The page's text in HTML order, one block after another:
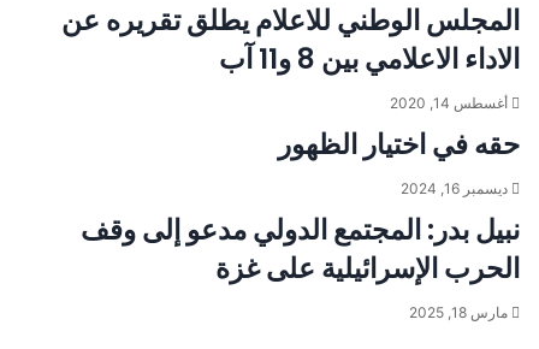
المجلس الوطني للاعلام يطلق تقريره عن
الاداء الاعلامي بين 8 و11 آب
أغسطس 14, 2020
حقه في اختيار الظهور
ديسمبر 16, 2024
نبيل بدر: المجتمع الدولي مدعو إلى وقف
الحرب الإسرائيلية على غزة
مارس 18, 2025